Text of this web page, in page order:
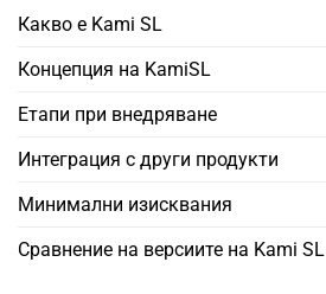
Какво е Kami SL
Концепция на KamiSL
Етапи при внедряване
Интеграция с други продукти
Минимални изисквания
Сравнение на версиите на Kami SL